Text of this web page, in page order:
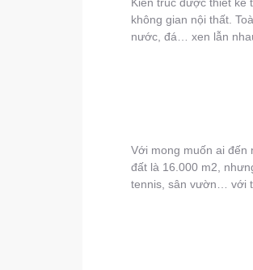
không gian nội thất.
nước, đá… xen lẫn
Với mong muốn ai đến
đất là 16.000 m2,
tennis, sân vườn… với